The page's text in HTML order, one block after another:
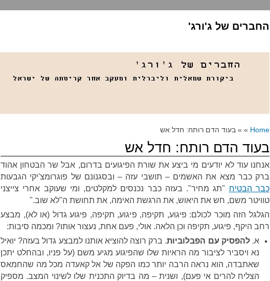
החברים של ג'ורג'
Home » » בעוד הדם רותח: חדל אש
בעוד הדם רותח: חדל אש
אנחנו עוד לא יודעים מי ביצע את שורת הפיגועים בדרום, אבל שר הבטחון אהוד
ברק כבר מצא את האשמים – תושבי עזה – ובסגנונם של פוגרומצ'יקי הגבעות
כבר הבטיח "תג מחיר". בעזה כבר נכנסים למקלטים, ומי שעוקב אחרי צייצני
טוויטר משם, חש את היאוש, את הרגשת האימה, את תחושת ה"לא שוב."
הגלגל הזה מוכר לכולם: פיגוע, תקיפה, פיגוע, תקיפה, פיגוע גדול (או לא), מבצע
רחב היקף, פיגוע, תקיפה וכן הלאה. אולי, פעם אחת, נעצור אותו? ומכמה סיבות:
א.להפסיק עם הפבלוביות. ברק רוצה להוציא אותנו למבצע גדול בעזה? יואיל
נא ויסביר לציבור מה הראיות שלו שהפיגוע מגיע משם (על פניו, ובהחלט יתכן
שאתבדה, הוא נראה הרבה יותר כמו הפקה של אל קאעדה מכל מה שהחמאס
הצליח להרים אי פעם), ושנית – מה בדיוק התכנית שלו לשינוי המצב. מספיק